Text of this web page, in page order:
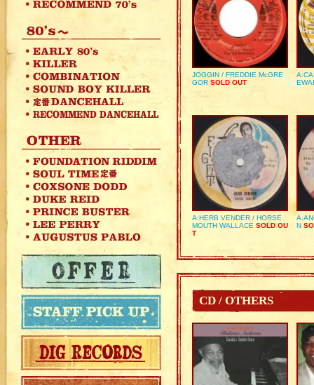
JOGGIN / FREDDIE McGRE
GOR SOLD OUT
A:HERB VENDER / HORSE
MOUTH WALLACE SOLD OU
T
N
CD / OTHERS